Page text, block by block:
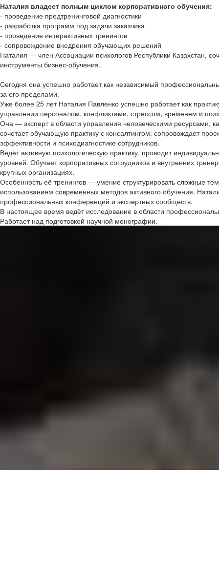
Наталия владеет полным циклом корпоративного обучения:
- проведение предтренинговой диагностики
- разработка программ под задачи заказчика
- проведение интерактивных тренингов
- сопровождение внедрения обучающих решений
Наталия — член Ассоциации психологов Республики Казахстан,
инструменты бизнес-обучения.
Сегодня она успешно работает как независимый
за его пределами.
Уже более 25 лет Наталия Павленко успешно работает как
управлении персоналом, конфликтами, стрессом, временем и
Она — эксперт в области управления человеческими ресурсами,
сочетает обучающую практику с консалтингом: сопровождает
эффективности и психодиагностике сотрудников.
Ведёт активную психологическую практику, проводит
уровней. Обучает корпоративных сотрудников и внутренних
крупных организациях.
Особенность её тренингов — умение структурировать сложные
использованием современных методов активного обучения.
профессиональных конференций и экспертных сообществ.
В настоящее время ведёт исследование в области
Работает над подготовкой научной монографии.